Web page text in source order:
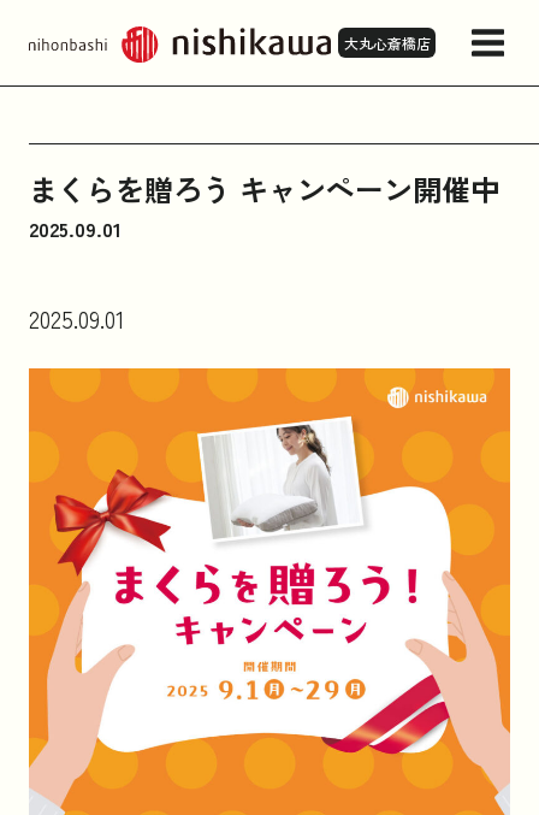
大丸心斎橋店
店舗情報・アクセス
来店予約
商品一覧
お問い合わせ
お知らせ
まくらを贈ろう キャンペーン開催中
2025.09.01
2025.09.01